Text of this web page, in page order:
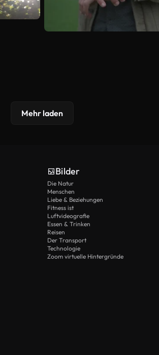
Mehr laden
Bilder
Die Natur
Menschen
Liebe & Beziehungen
Fitness ist
Luftvideografie
Essen & Trinken
Reisen
Der Transport
Technologie
Zoom virtuelle Hintergründe